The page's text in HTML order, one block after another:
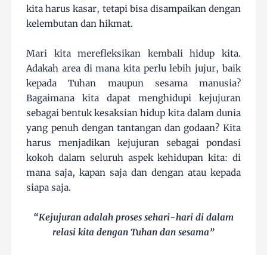
kita harus kasar, tetapi bisa disampaikan dengan
kelembutan dan hikmat.
Mari kita merefleksikan kembali hidup kita.
Adakah area di mana kita perlu lebih jujur, baik
kepada Tuhan maupun sesama manusia?
Bagaimana kita dapat menghidupi kejujuran
sebagai bentuk kesaksian hidup kita dalam dunia
yang penuh dengan tantangan dan godaan? Kita
harus menjadikan kejujuran sebagai pondasi
kokoh dalam seluruh aspek kehidupan kita: di
mana saja, kapan saja dan dengan atau kepada
siapa saja.
“Kejujuran adalah proses sehari-hari di dalam
relasi kita dengan Tuhan dan sesama”